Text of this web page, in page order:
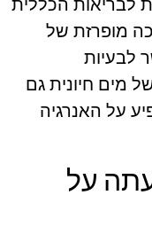
מופרזת של
לבעיות
מים חיונית גם
על האנרגיה
על